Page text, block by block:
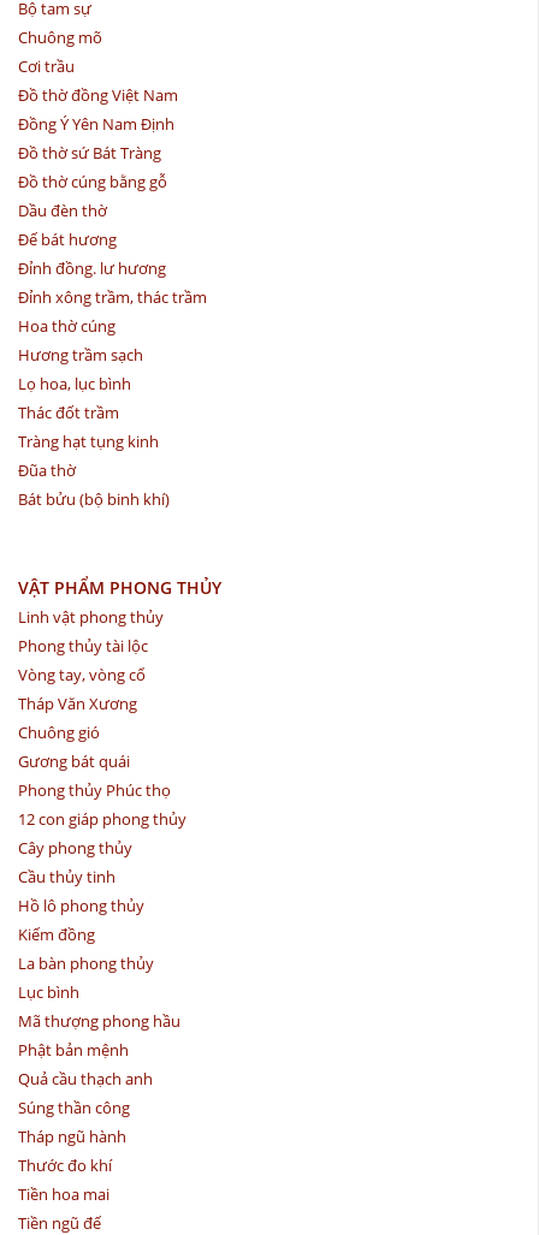
Bộ tam sự
Chuông mõ
Cơi trầu
Đồ thờ đồng Việt Nam
Đồng Ý Yên Nam Định
Đồ thờ sứ Bát Tràng
Đồ thờ cúng bằng gỗ
Dầu đèn thờ
Đế bát hương
Đỉnh đồng. lư hương
Đỉnh xông trầm, thác trầm
Hoa thờ cúng
Hương trầm sạch
Lọ hoa, lục bình
Thác đốt trầm
Tràng hạt tụng kinh
Đũa thờ
Bát bửu (bộ binh khí)
VẬT PHẨM PHONG THỦY
Linh vật phong thủy
Phong thủy tài lộc
Vòng tay, vòng cổ
Tháp Văn Xương
Chuông gió
Gương bát quái
Phong thủy Phúc thọ
12 con giáp phong thủy
Cây phong thủy
Cầu thủy tinh
Hồ lô phong thủy
Kiếm đồng
La bàn phong thủy
Lục bình
Mã thượng phong hầu
Phật bản mệnh
Quả cầu thạch anh
Súng thần công
Tháp ngũ hành
Thước đo khí
Tiền hoa mai
Tiền ngũ đế